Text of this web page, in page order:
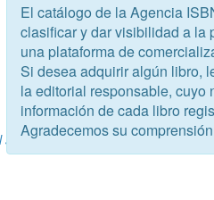
El gobierno de
El catálogo de la Agencia
clasificar y dar visibilidad a la
una plataforma de
Si desea adquirir algún libro,
la editorial responsable, cuyo
información de cada libro
Agradecemos su